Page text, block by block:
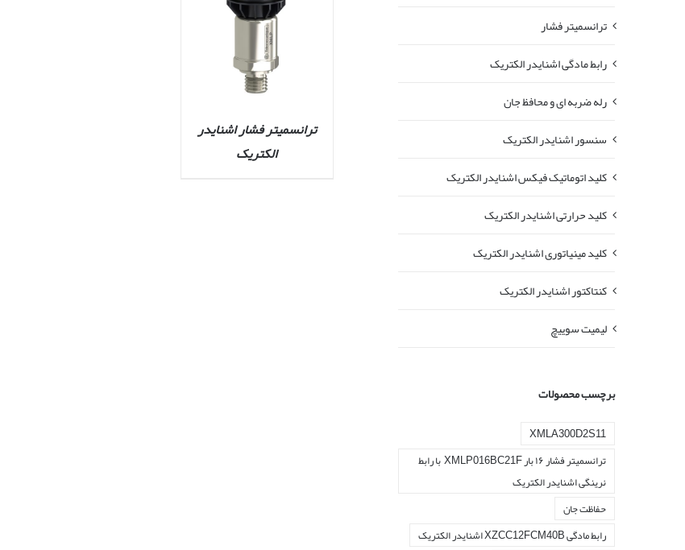
ترانسمیتر فشار اشنایدر
الکتریک
ترانسمیتر فشار
رابط مادگی اشنایدر الکتریک
رله ضربه ای و محافظ جان
سنسور اشنایدر الکتریک
کلید اتوماتیک فیکس اشنایدر الکتریک
کلید حرارتی اشنایدر الکتریک
کلید مينياتوری اشنایدر الکتریک
کنتاکتور اشنایدر الکتریک
لیمیت سوییچ
برچسب محصولات
XMLA300D2S11
ترانسمیتر فشار ۱۶ بار XMLP016BC21F با رابط
نرینگی اشنایدر الکتریک
حفاظت جان
رابط مادگی XZCC12FCM40B اشنایدر الکتریک